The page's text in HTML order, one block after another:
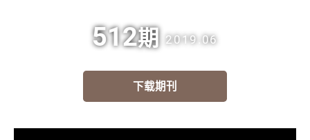
512期 2019.06
下载期刊